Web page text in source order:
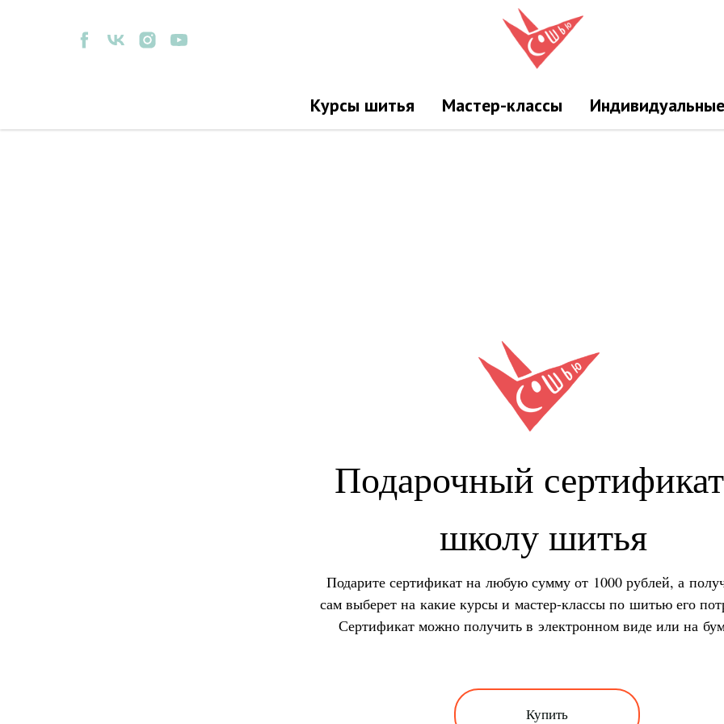
Курсы шитья Мастер-классы
Подарочный
школу шитья
Подарите сертификат на любую сумму от 1000 рублей, а
сам выберет на какие курсы и мастер-классы по шитью его
Сертификат можно получить в электронном виде или на
Купить